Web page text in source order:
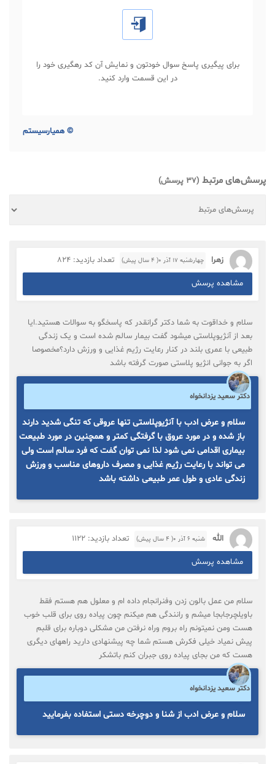
برای پیگیری پاسخ سوال خودتون و نمایش آن کد رهگیری خود را
در این قسمت وارد کنید.
© همیارسیستم
پرسش‌های مرتبط (37 پرسش)
زهرا چهارشنبه ۱۷ آذر ۰( 4 سال پیش) تعداد بازدید: 824
مشاهده پرسش
سلام و خداقوت به شما دکتر گرانقدر که پاسخگو به سوالات هستید.ایا
بعد از آنژیوپلاستی میشود گفت بیمار سالم شده است و یک زندگی
طبیعی با عمری بلند در کنار رعایت رژیم غذایی و ورزش دارد؟مخصوصا
اگر به جوانی انژیو پلاستی صورت گرفته باشد
دکتر سعید یزدانخواه
سلام و عرض ادب با آنژیوپلاستی تنها عروقی که تنگی شدید دارند
باز شده و در مورد عروق با گرفتگی کمتر و همچنین در مورد طبیعت
بیماری اقدامی نمی شود لذا نمی توان گفت که فرد سالم است ولی
می تواند با رعایت رژیم غذایی و مصرف داروهای مناسب و ورزش
زندگی عادی و طول عمر طبیعی داشته باشد
الله شنبه ۶ آذر ۰( 4 سال پیش) تعداد بازدید: 1122
مشاهده پرسش
سلام من عمل بالون زدن وفنرانجام داده ام و معلول هم هستم فقط
باویلچرجابجا میشم و رانندگی هم میکنم چون پیاده روی برای قلب خوب
هست ومن نمیتونم راه بروم وراه نرفتن من مشکلی دوباره برای قلبم
پیش نمیاد خیلی فکرش هستم شما چه پیشنهادی دارید راههای دیگری
هست که من بجای پیاده روی جبران کنم باتشکر
دکتر سعید یزدانخواه
سلام و عرض ادب از شنا و دوچرخه دستی استفاده بفرمایید